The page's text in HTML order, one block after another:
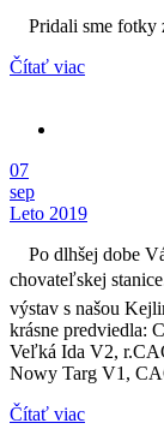
Pridali sme fotky
Čítať viac
07
sep
Leto 2019
Po dlhšej dobe
chovateľskej
výstav s našou
krásne
Veľká Ida V2,
Nowy Targ V1,
Čítať viac